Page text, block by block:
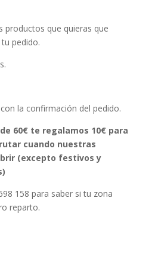
productos que quieras que
pedido.
la confirmación del pedido.
60€ te regalamos 10€ para
cuando nuestras
(excepto festivos y
158 para saber si tu zona
reparto.